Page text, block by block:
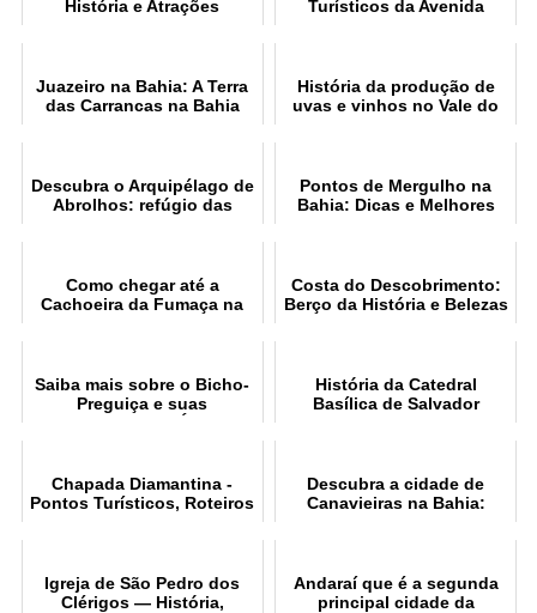
História e Atrações
Turísticos da Avenida
Juazeiro na Bahia: A Terra
das Carrancas na Bahia
História da produção de
uvas e vinhos no Vale do
Descubra o Arquipélago de
Abrolhos: refúgio das
Pontos de Mergulho na
Bahia: Dicas e Melhores
Como chegar até a
Cachoeira da Fumaça na
Costa do Descobrimento:
Berço da História e Belezas
Saiba mais sobre o Bicho-
Preguiça e suas
História da Catedral
Basílica de Salvador
Chapada Diamantina -
Pontos Turísticos, Roteiros
Descubra a cidade de
Canavieiras na Bahia:
Igreja de São Pedro dos
Clérigos — História,
Andaraí que é a segunda
principal cidade da